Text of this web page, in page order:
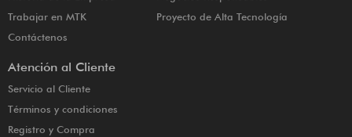
Trabajar en MTK
Contáctenos
Proyecto de Alta Tecnología
Atención al Cliente
Servicio al Cliente
Términos y condiciones
Registro y Compra